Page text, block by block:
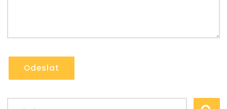
Odeslat